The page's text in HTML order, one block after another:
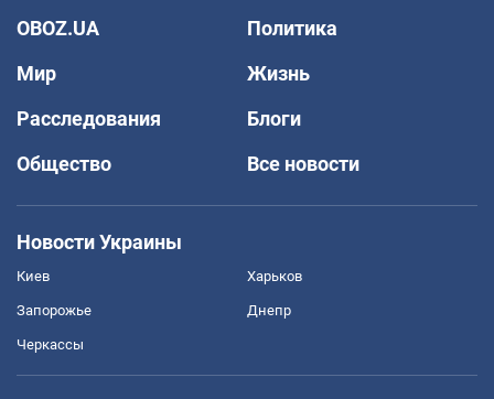
OBOZ.UA
Политика
Мир
Жизнь
Расследования
Блоги
Общество
Все новости
Новости Украины
Киев Харьков
Запорожье Днепр
Черкассы